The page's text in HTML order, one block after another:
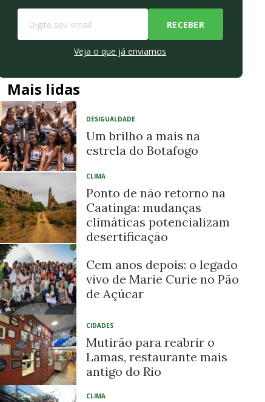
Veja o que já enviamos
Mais lidas
DESIGUALDADE
Um brilho a mais na
estrela do Botafogo
CLIMA
Ponto de não retorno na
Caatinga: mudanças
climáticas potencializam
desertificação
Cem anos depois: o legado
vivo de Marie Curie no Pão
de Açúcar
CIDADES
Mutirão para reabrir o
Lamas, restaurante mais
antigo do Rio
CLIMA